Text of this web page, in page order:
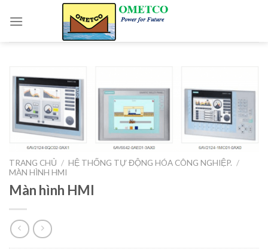
TRANG CHỦ / HỆ THỐNG TỰ ĐỘNG HÓA CÔNG NGHIỆP. /
MÀN HÌNH HMI
Màn hình HMI